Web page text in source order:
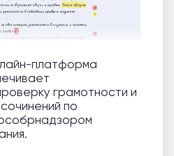
платформа
грамотности и
по